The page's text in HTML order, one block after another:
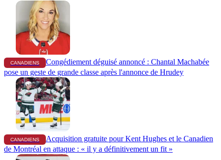
CANADIENS
Congédiement déguisé annoncé : Chantal Machabée
pose un geste de grande classe après l'annonce de Hrudey
CANADIENS
Acquisition gratuite pour Kent Hughes et le Canadien
de Montréal en attaque : « il y a définitivement un fit »